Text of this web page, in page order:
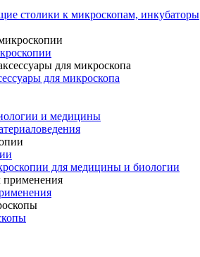
столики к микроскопам, инкубаторы
для микроскопа
и медицины
для медицины и биологии